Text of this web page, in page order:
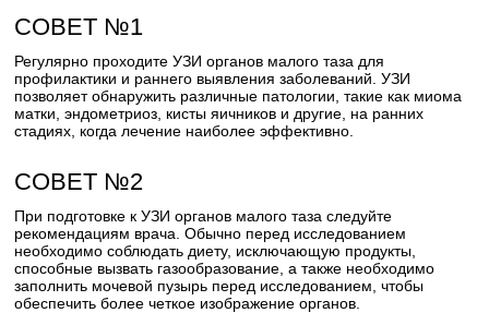
СОВЕТ №1
Регулярно проходите УЗИ органов малого таза для
профилактики и раннего выявления заболеваний. УЗИ
позволяет обнаружить различные патологии, такие как миома
матки, эндометриоз, кисты яичников и другие, на ранних
стадиях, когда лечение наиболее эффективно.
СОВЕТ №2
При подготовке к УЗИ органов малого таза следуйте
рекомендациям врача. Обычно перед исследованием
необходимо соблюдать диету, исключающую продукты,
способные вызвать газообразование, а также необходимо
заполнить мочевой пузырь перед исследованием, чтобы
обеспечить более четкое изображение органов.